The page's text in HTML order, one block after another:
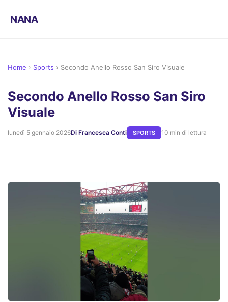
NANA
Home › Sports › Secondo Anello Rosso San Siro Visuale
Secondo Anello Rosso San Siro
Visuale
lunedì 5 gennaio 2026Di Francesca Conti SPORTS 10 min di lettura